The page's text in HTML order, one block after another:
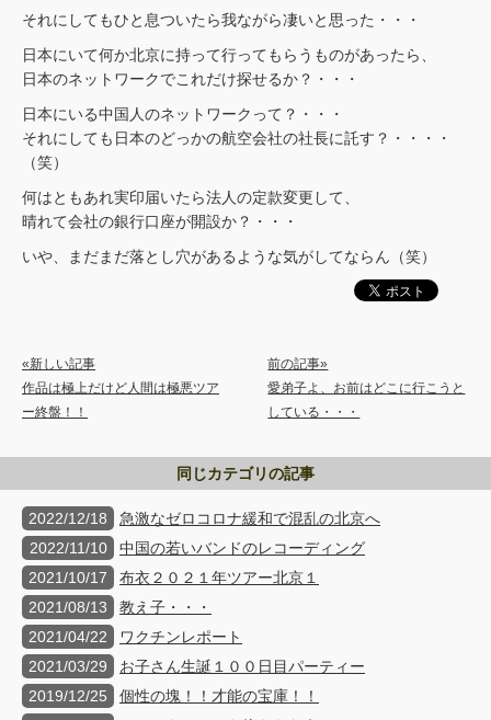
それにしてもひと息ついたら我ながら凄いと思った・・・
日本にいて何か北京に持って行ってもらうものがあったら、
日本のネットワークでこれだけ探せるか？・・・
日本にいる中国人のネットワークって？・・・
それにしても日本のどっかの航空会社の社長に託す？・・・・
（笑）
何はともあれ実印届いたら法人の定款変更して、
晴れて会社の銀行口座が開設か？・・・
いや、まだまだ落とし穴があるような気がしてならん（笑）
«新しい記事
作品は極上だけど人間は極悪ツア
ー終盤！！
前の記事»
愛弟子よ、お前はどこに行こうと
している・・・
同じカテゴリの記事
2022/12/18
急激なゼロコロナ緩和で混乱の北京へ
2022/11/10
中国の若いバンドのレコーディング
2021/10/17
布衣２０２１年ツアー北京１
2021/08/13
教え子・・・
2021/04/22
ワクチンレポート
2021/03/29
お子さん生誕１００日目パーティー
2019/12/25
個性の塊！！才能の宝庫！！